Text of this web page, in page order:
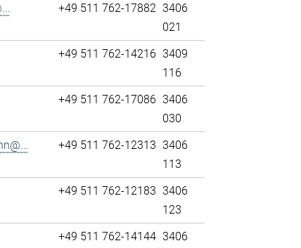
+49 511 762-17882 3406
021
+49 511 762-14216 3409
116
+49 511 762-17086 3406
030
+49 511 762-12313 3406
113
+49 511 762-12183 3406
123
+49 511 762-14144 3406